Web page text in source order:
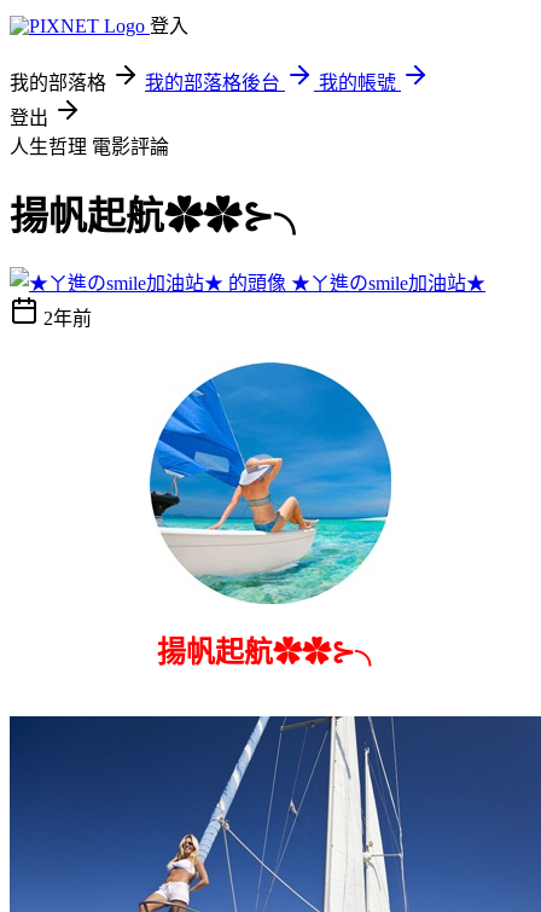
登入
我的部落格 我的部落格後台
我的帳號
登出
人生哲理 電影評論
揚帆起航✿✿⊱╮
★ㄚ進のsmile加油站★
2年前
揚帆起航✿✿⊱╮